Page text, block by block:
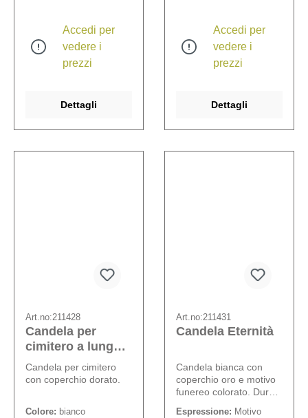
Accedi per
vedere i
prezzi
Dettagli
Accedi per
vedere i
prezzi
Dettagli
Art.no:211428
Candela per
cimitero a lunga
durata n. 6
Candela per cimitero
con coperchio dorato.
Colore: bianco
Art.no:211431
Candela Eternità
Candela bianca con
coperchio oro e motivo
funereo colorato. Durata
Espressione: Motivo